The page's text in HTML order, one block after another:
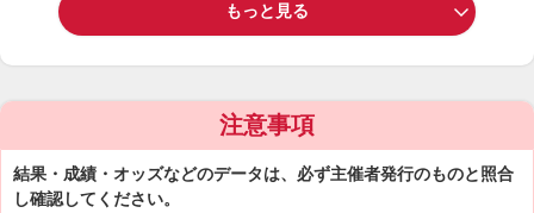
もっと見る
注意事項
結果・成績・オッズなどのデータは、必ず主催者発行のものと照合
し確認してください。